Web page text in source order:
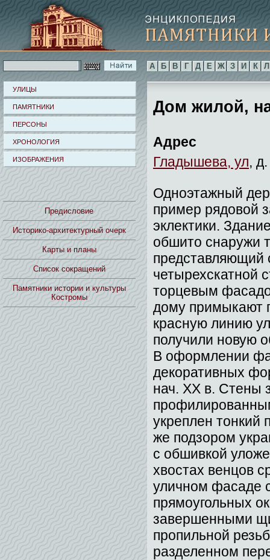
УЛИЦЫ
ПАМЯТНИКИ
ПЕРСОНЫ
ХРОНОЛОГИЯ
ИЗОБРАЖЕНИЯ
Предисловие
Историко-архитектурный очерк
Карты и планы
Список сокращений
Памятники истории и культуры
Костромы
А Б В Г Д Е Ж З И К Л
Дом жилой,
Адрес
Гладышева, ул,
Одноэтажный
пример рядовой
эклектики.
обшито снаружи
представляющий
четырехскатной
торцевым
дому примыкают
красную линию
получили новую
В оформлении
декоративных
нач. XX в. Стены
укреплен тонкий
же подзором
с обшивкой
хвостах венцов
уличном фасаде
прямоугольных
завершенными
пропильной
разделенном